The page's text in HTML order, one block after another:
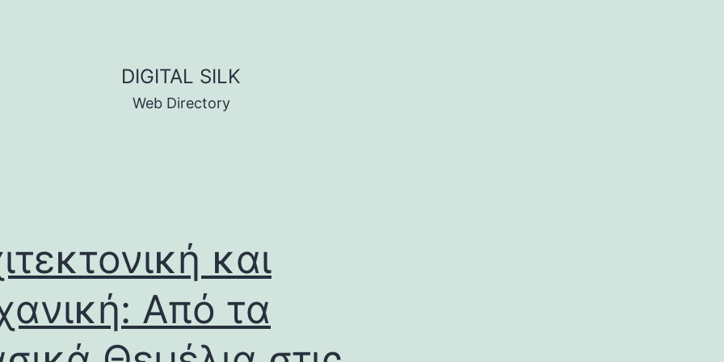
DIGITAL SILK
Web Directory
και
Από τα